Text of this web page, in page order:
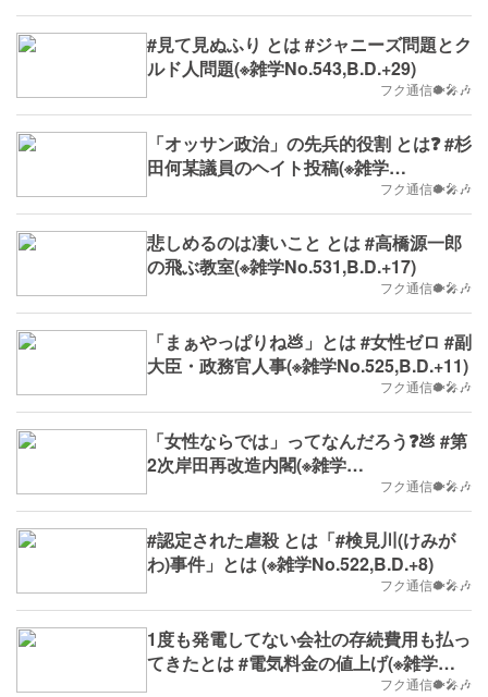
#見て見ぬふり とは #ジャニーズ問題とク
ルド人問題(※雑学No.543,B.D.+29)
フク通信🐡🎤🎶
「オッサン政治」の先兵的役割 とは❓ #杉
田何某議員のヘイト投稿(※雑学
No.534,2023/9/25(月)～,B.D.+20)フク通信🐡🎤🎶
悲しめるのは凄いこと とは #高橋源一郎
の飛ぶ教室(※雑学No.531,B.D.+17)
フク通信🐡🎤🎶
「まぁやっぱりね💩」とは #女性ゼロ #副
大臣・政務官人事(※雑学No.525,B.D.+11)
フク通信🐡🎤🎶
「女性ならでは」ってなんだろう❓💩 #第
2次岸田再改造内閣(※雑学
フク通信🐡🎤🎶
#認定された虐殺 とは「#検見川(けみが
わ)事件」とは (※雑学No.522,B.D.+8)
フク通信🐡🎤🎶
1度も発電してない会社の存続費用も払っ
てきたとは #電気料金の値上げ(※雑学
フク通信🐡🎤🎶